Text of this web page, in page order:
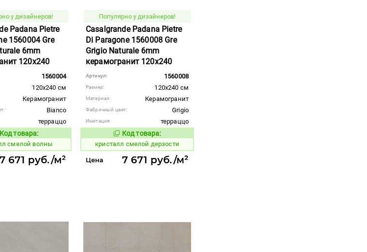
у дизайнеров!
Padana Pietre
1560004 Gre
6mm
120x240
1560004
120x240 см
Керамогранит
Bianco
терраццо
Код товара:
Код товара:
смелой волны
7 671 руб./м²
Популярно у дизайнеров!
Casalgrande Padana Pietre
Di Paragone 1560008 Gre
Grigio Naturale 6mm
керамогранит 120x240
Артикул: 1560008
Размер: 120x240 см
Материал: Керамогранит
Фабричный цвет: Grigio
Имитация:
терраццо
Код товара:
824020Код товара:
кристалл смелой дерзости
Цена 7 671 руб./м²